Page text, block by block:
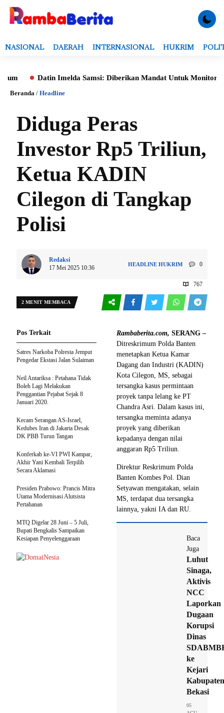
NASIONAL DAERAH INTERNASIONAL HUKRIM
Datin Imelda Samsi: Diberikan Mandat Untuk Monitoring
Beranda / Headline
Diduga Peras
Investor Rp5 Triliun,
Ketua KADIN
Cilegon di Tangkap
Polisi
Redaksi
17 Mei 2025 10:36
HEADLINE HUKRIM 0
767
2 MENIT MEMBACA
Rambaberita.com, SERANG –
Ditreskrimum Polda Banten
menetapkan Ketua Kamar
Dagang dan Industri (KADIN)
Kota Cilegon, MS, sebagai
tersangka kasus permintaan
proyek tanpa lelang ke PT
Chandra Asri. Dalam kasus ini,
tersangka meminta adanya
proyek yang diberikan
kepadanya dengan nilai
anggaran Rp5 Triliun.
Direktur Reskrimum Polda
Banten Kombes Pol. Dian
Setyawan mengatakan, selain
MS, terdapat dua tersangka
lainnya, yakni IA dan RU.
Baca
Juga
Luhut
Sinaga,
Aktivis
NCC
Laporkan
Dugaan
Korupsi
Dinas
ke
Kejari
Kabupaten
Bekasi
05
Pos Terkait
Satres Narkoba Polresta Jemput
Pengedar Ekstasi Jalan Sulaiman
Neil Antariksa : Petahana Tidak
Boleh Lagi Melakukan
Penggantian Pejabat Sejak 8
Januari 2020.
Kecam Serangan AS-Israel,
Kedubes Iran di Jakarta Desak
DK PBB Turun Tangan
Konferkab ke-VI PWI Kampar,
Akhir Yani Kembali Terpilih
Secara Aklamasi
Presiden Prabowo: Prancis Mitra
Utama Modernisasi Alutsista
Pertahanan
MTQ Digelar 28 Juni – 5 Juli,
Bupati Bengkalis Sampaikan
Kesiapan Penyelenggaraan